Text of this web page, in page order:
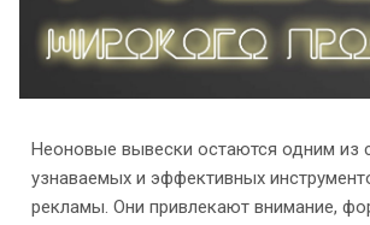
Неоновые вывески остаются одним из
узнаваемых и эффективных
рекламы. Они привлекают внимание,